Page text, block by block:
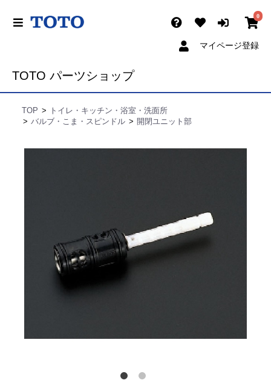
0
マイページ登録
TOTO パーツショップ
TOP
トイレ・キッチン・浴室・洗面所
バルブ・こま・スピンドル
開閉ユニット部